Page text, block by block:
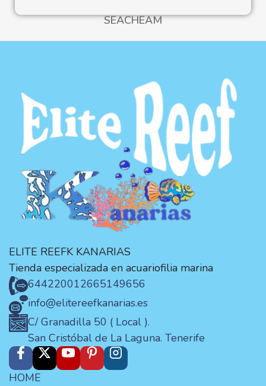
SEACHEAM
ELITE REEFK KANARIAS
Tienda especializada en acuariofilia marina
644220012665149656
info@elitereefkanarias.es
C/ Granadilla 50 ( Local ).
San Cristóbal de La Laguna. Tenerife
HOME